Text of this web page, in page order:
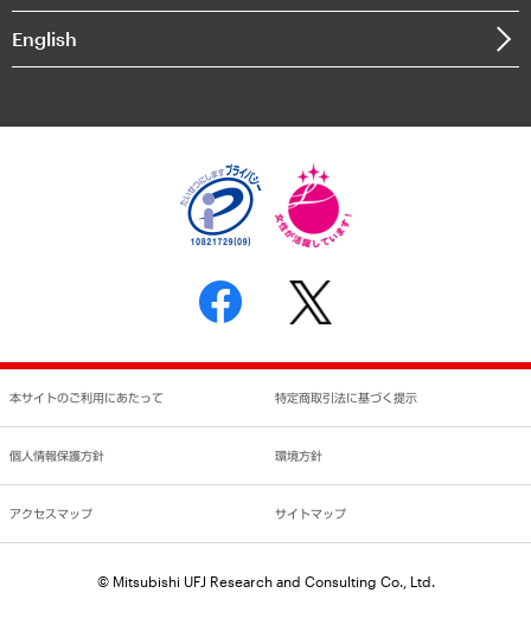
個人情報保護方針
反社会的勢力に対する基本方針
書面による個人情報の開示等の請求の手続きについて
English
本サイトのご利用にあたって 特定商取引法に基づく提示
個人情報保護方針 環境方針
アクセスマップ サイトマップ
© Mitsubishi UFJ Research and Consulting Co., Ltd.